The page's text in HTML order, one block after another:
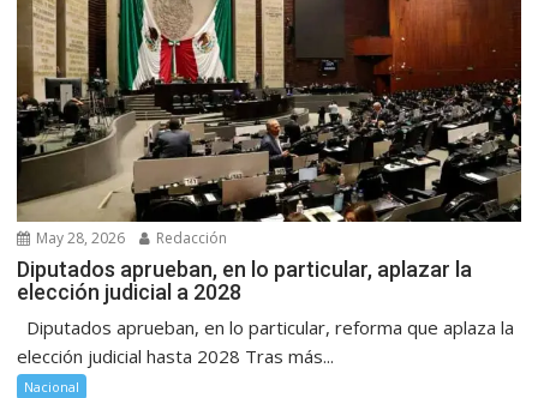
May 28, 2026 Redacción
Diputados aprueban, en lo particular, aplazar la
elección judicial a 2028
Diputados aprueban, en lo particular, reforma que aplaza la
elección judicial hasta 2028 Tras más...
Nacional